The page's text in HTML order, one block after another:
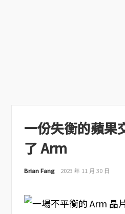
一份失衡的蘋果
了 Arm
Brian Fang 2023 年 11 月 30 日